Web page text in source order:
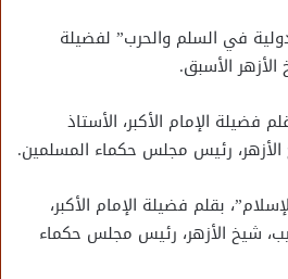
في السلم والحرب” لفضيلة
الأسبق.
فضيلة الإمام الأكبر، الأستاذ
الأزهر، رئيس مجلس حكماء المسلمين.
بقلم فضيلة الإمام الأكبر،
شيخ الأزهر، رئيس مجلس حكماء